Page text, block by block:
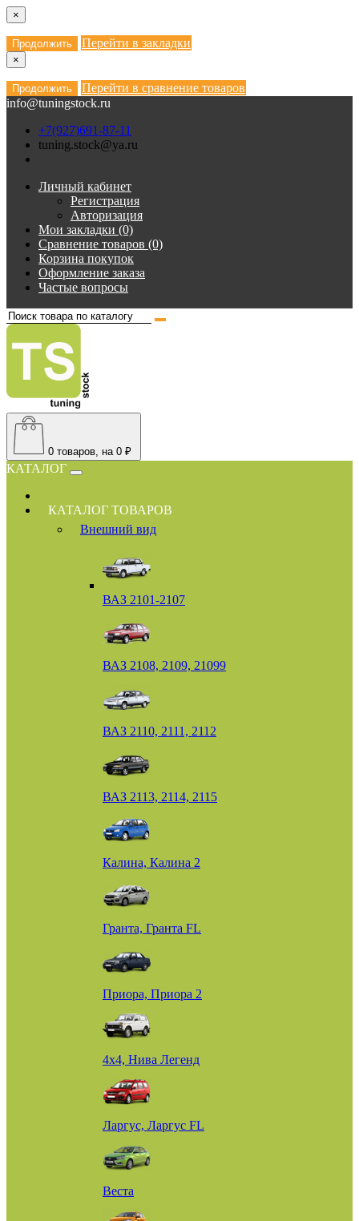
×
Продолжить Перейти в закладки
×
Продолжить
Перейти в сравнение товаров
info@tuningstock.ru
+7(927)691-87-11
tuning.stock@ya.ru
Личный кабинет
Регистрация
Авторизация
Мои закладки (0)
Сравнение товаров (0)
Корзина покупок
Оформление заказа
Частые вопросы
0 товаров, на 0 ₽
КАТАЛОГ
КАТАЛОГ ТОВАРОВ
Внешний вид
ВАЗ 2101-2107
ВАЗ 2108, 2109, 21099
ВАЗ 2110, 2111, 2112
ВАЗ 2113, 2114, 2115
Калина, Калина 2
Гранта, Гранта FL
Приора, Приора 2
4х4, Нива Легенд
Ларгус, Ларгус FL
Веста